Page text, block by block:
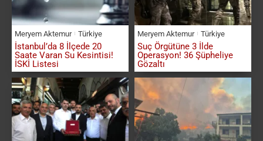
Meryem Aktemur Türkiye
İstanbul’da 8 İlçede 20
Saate Varan Su Kesintisi!
İSKİ Listesi
Meryem Aktemur Türkiye
Suç Örgütüne 3 İlde
Operasyon! 36 Şüpheliye
Gözaltı